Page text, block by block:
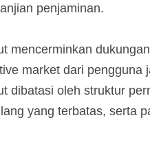
penjaminan.
mencerminkan
market dari
dibatasi oleh struktur
yang terbatas, serta